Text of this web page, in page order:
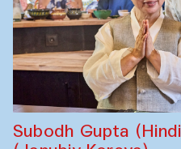
Subodh Gupta